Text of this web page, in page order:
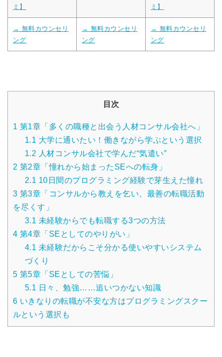
ミ】
ミ】
→ 無料カウンセリ
ング
→ 無料カウンセリ
ング
→ 無料カウンセリ
ング
目次
1 第1章「多くの職種と出会う人材コンサル会社へ」
1.1 大学に通いたい！働きながら学ぶという選択
1.2 人材コンサル会社で学んだ“気遣い”
2 第2章「憧れから始まったSEへの転身」
2.1 10日間のプログラミング経験で芽生えた憧れ
3 第3章「コンサルから教えを乞い、最善の転職活動
を尽くす」
3.1 未経験からでも転職する3つの方法
4 第4章「SEとしてのやりがい」
4.1 未経験だからこそ分かる使いやすいシステム
づくり
5 第5章「SEとしての苦悩」
5.1 日々、勉強……追いつかない知識
6 いきなりの転職が不安な方はプログラミングスクー
ルという選択も